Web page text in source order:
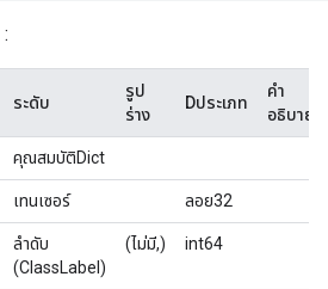
:
ระดับ
รูป
ร่าง
Dประเภท
คำ
อธิบาย
คุณสมบัติDict
เทนเซอร์ ลอย32
ลำดับ
(ClassLabel)
(ไม่มี,) int64